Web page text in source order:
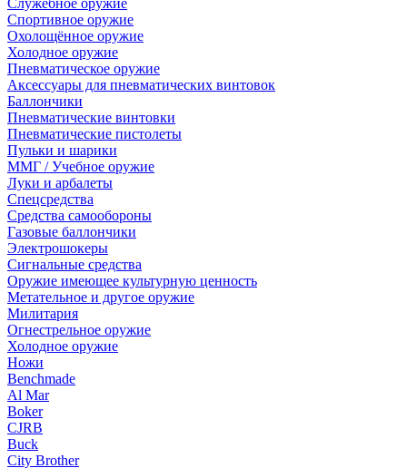
Служебное оружие
Спортивное оружие
Охолощённое оружие
Холодное оружие
Пневматическое оружие
Аксессуары для пневматических винтовок
Баллончики
Пневматические винтовки
Пневматические пистолеты
Пульки и шарики
ММГ / Учебное оружие
Луки и арбалеты
Спецсредства
Средства самообороны
Газовые баллончики
Электрошокеры
Сигнальные средства
Оружие имеющее культурную ценность
Метательное и другое оружие
Милитария
Огнестрельное оружие
Холодное оружие
Ножи
Benchmade
Al Mar
Boker
CJRB
Buck
City Brother